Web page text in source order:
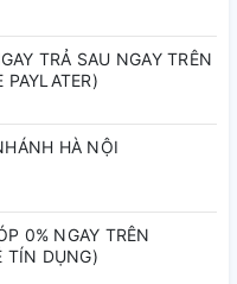
Xanh
5 ATM
Lịch Ngày
TRẢ SAU NGAY TRÊN
HÀ NỘI
0% NGAY TRÊN
TÍN DỤNG)